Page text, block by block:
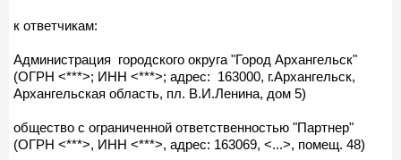
к ответчикам:
Администрация городского округа "Город Архангельск"
(ОГРН <***>; ИНН <***>; адрес: 163000, г.Архангельск,
Архангельская область, пл. В.И.Ленина, дом 5)
общество с ограниченной ответственностью "Партнер"
(ОГРН <***>, ИНН <***>, адрес: 163069, <...>, помещ. 48)